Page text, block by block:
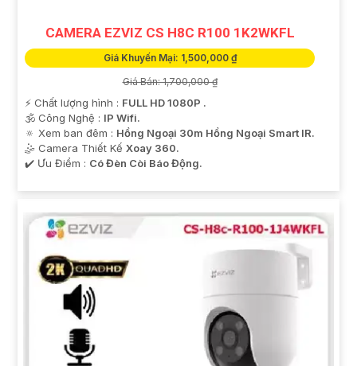
CAMERA EZVIZ CS H8C R100 1K2WKFL
Giá Khuyến Mại: 1,500,000 ₫
Giá Bán: 1,700,000 ₫
️⚡ Chất lượng hình : FULL HD 1080P .
🕉️ Công Nghệ : IP Wifi.
🔅 Xem ban đêm : Hồng Ngoại 30m Hồng Ngoại Smart IR.
🤹 Camera Thiết Kế Xoay 360.
️✔️ Ưu Điểm : Có Đèn Còi Báo Động.